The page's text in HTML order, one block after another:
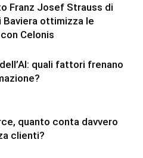
Franz Josef Strauss di
Baviera ottimizza le
Celonis
quali fattori frenano
quanto conta davvero
clienti?